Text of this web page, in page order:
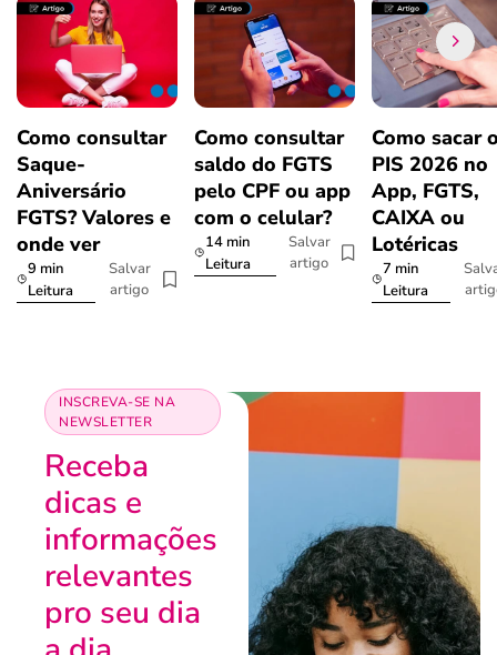
Como consultar
Saque-
Aniversário
FGTS? Valores e
onde ver
9 min
Leitura
Salvar
artigo
Como consultar
saldo do FGTS
pelo CPF ou app
com o celular?
14 min
Leitura
Salvar
artigo
Como sacar
PIS 2026 no
App, FGTS,
CAIXA ou
Lotéricas
7 min
Leitura
INSCREVA-SE NA
NEWSLETTER
Receba
dicas e
informações
relevantes
pro seu dia